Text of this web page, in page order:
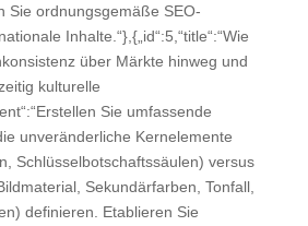
Sie ordnungsgemäße SEO-
Inhalte.“},{„id“:5,“title“:“Wie
über Märkte hinweg und
kulturelle
Sie umfassende
unveränderliche Kernelemente
Schlüsselbotschaftssäulen) versus
Sekundärfarben, Tonfall,
definieren. Etablieren Sie